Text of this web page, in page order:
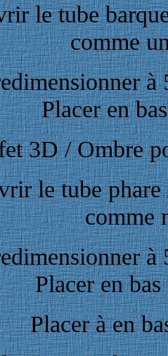
le tube
comme
à
Placer en
3D / Ombre
le tube
comme
à
Placer en
Placer à en